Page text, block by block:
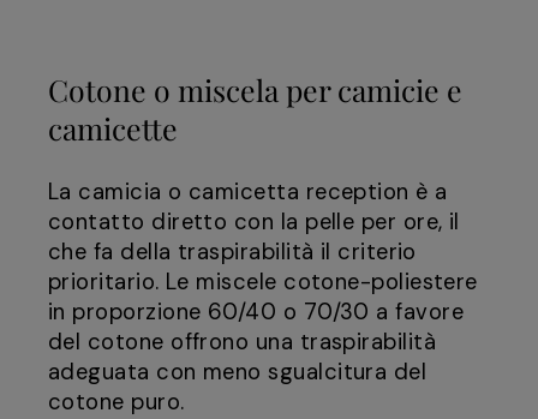
Cotone o miscela per camicie e
camicette
La camicia o camicetta reception è a
contatto diretto con la pelle per ore, il
che fa della traspirabilità il criterio
prioritario. Le miscele cotone-poliestere
in proporzione 60/40 o 70/30 a favore
del cotone offrono una traspirabilità
adeguata con meno sgualcitura del
cotone puro.